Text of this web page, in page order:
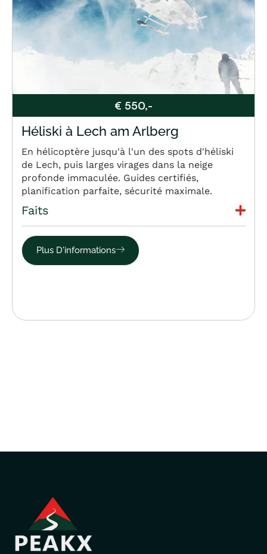
€ 550,-
Héliski à Lech am Arlberg
En hélicoptère jusqu'à l'un des spots d'héliski
de Lech, puis larges virages dans la neige
profonde immaculée. Guides certifiés,
planification parfaite, sécurité maximale.
Faits
Plus D'informations